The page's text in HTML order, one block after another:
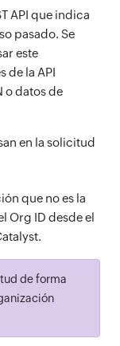
API que indica
pasado. Se
este
de la API
o datos de
en la solicitud
que no es la
Org ID desde el
de forma